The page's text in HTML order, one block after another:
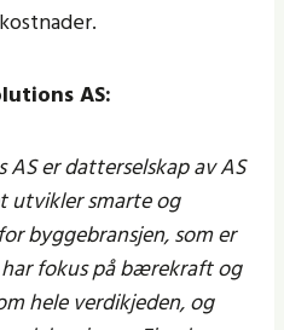
AS:
er datterselskap av AS
utviklersmarte og
byggebransjen, som er
fokus på bærekraft og
hele verdikjeden, og